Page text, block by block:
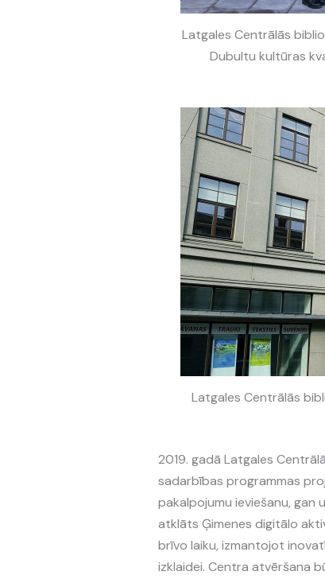
Latgales Centrālās
Dubultu kultūras
Latgales Centrālās
2019. gadā Latgales
sadarbības programmas
pakalpojumu ieviešanu,
atklāts Ģimenes digitālo
brīvo laiku, izmantojot
izklaidei. Centra atvēršana